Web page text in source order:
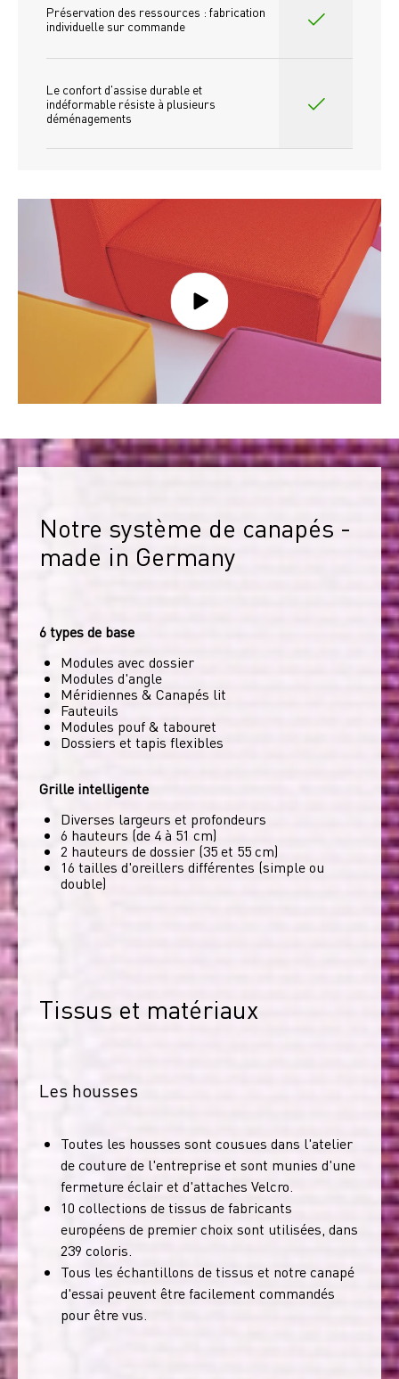
Préservation des ressources : fabrication
individuelle sur commande
Le confort d'assise durable et
indéformable résiste à plusieurs
déménagements
Notre système de canapés -
made in Germany
6 types de base
Modules avec dossier
Modules d'angle
Méridiennes & Canapés lit
Fauteuils
Modules pouf & tabouret
Dossiers et tapis flexibles
Grille intelligente
Diverses largeurs et profondeurs
6 hauteurs (de 4 à 51 cm)
2 hauteurs de dossier (35 et 55 cm)
16 tailles d'oreillers différentes (simple ou
double)
Tissus et matériaux
Les housses
Toutes les housses sont cousues dans l'atelier
de couture de l'entreprise et sont munies d'une
fermeture éclair et d'attaches Velcro.
10 collections de tissus de fabricants
européens de premier choix sont utilisées, dans
239 coloris.
Tous les échantillons de tissus et notre canapé
d'essai peuvent être facilement commandés
pour être vus.